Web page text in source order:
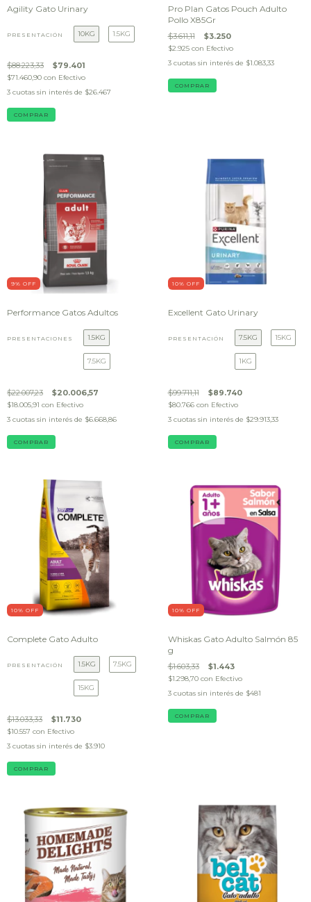
Agility Gato Urinary
PRESENTACIÓN 10KG 1.5KG
$88.223,33 $79.401
$71.460,90 con Efectivo
3 cuotas sin interés de $26.467
COMPRAR
Pro Plan Gatos Pouch Adulto
Pollo X85Gr
$3.611,11 $3.250
$2.925 con Efectivo
3 cuotas sin interés de $1.083,33
9% OFF
Performance Gatos Adultos
PRESENTACIONES 1.5KG
7.5KG
$22.007,23 $20.006,57
$18.005,91 con Efectivo
3 cuotas sin interés de $6.668,86
COMPRAR
10% OFF
Excellent Gato Urinary
PRESENTACIÓN 7.5KG 15KG
1KG
$99.711,11 $89.740
$80.766 con Efectivo
3 cuotas sin interés de $29.913,33
COMPRAR
10% OFF
Complete Gato Adulto
PRESENTACIÓN 1.5KG 7.5KG
15KG
$13.033,33 $11.730
$10.557 con Efectivo
3 cuotas sin interés de $3.910
COMPRAR
10% OFF
Whiskas Gato Adulto Salmón 85
g
$1.603,33 $1.443
$1.298,70 con Efectivo
3 cuotas sin interés de $481